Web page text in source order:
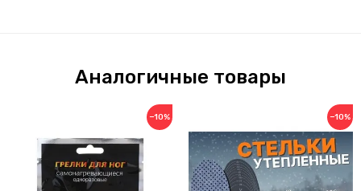
Аналогичные товары
−10% −10%